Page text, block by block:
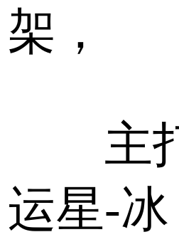
架，
主打
运星-